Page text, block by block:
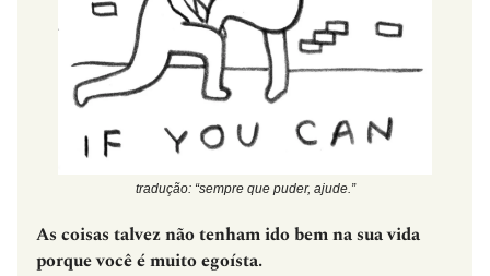
tradução: “sempre que puder, ajude.”
As coisas talvez não tenham ido bem na sua vida
porque você é muito egoísta.